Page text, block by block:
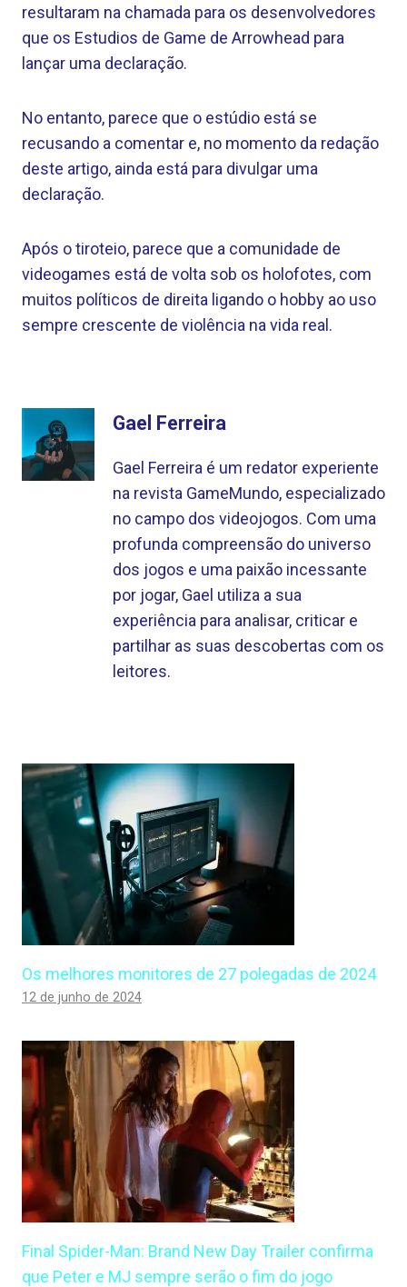
resultaram na chamada para os desenvolvedores
que os Estudios de Game de Arrowhead para
lançar uma declaração.
No entanto, parece que o estúdio está se
recusando a comentar e, no momento da redação
deste artigo, ainda está para divulgar uma
declaração.
Após o tiroteio, parece que a comunidade de
videogames está de volta sob os holofotes, com
muitos políticos de direita ligando o hobby ao uso
sempre crescente de violência na vida real.
Gael Ferreira
Gael Ferreira é um redator experiente
na revista GameMundo, especializado
no campo dos videojogos. Com uma
profunda compreensão do universo
dos jogos e uma paixão incessante
por jogar, Gael utiliza a sua
experiência para analisar, criticar e
partilhar as suas descobertas com os
leitores.
Os melhores monitores de 27 polegadas de 2024
12 de junho de 2024
Final Spider-Man: Brand New Day Trailer confirma
que Peter e MJ sempre serão o fim do jogo